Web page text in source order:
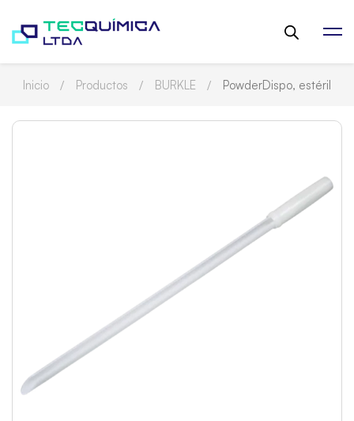
Inicio Productos BURKLE PowderDispo, estéril